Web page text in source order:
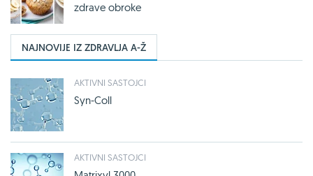
zdrave obroke
NAJNOVIJE IZ ZDRAVLJA A-Ž
AKTIVNI SASTOJCI
Syn-Coll
AKTIVNI SASTOJCI